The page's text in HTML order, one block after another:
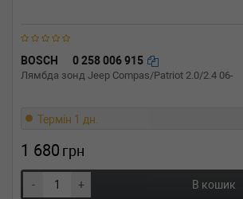
BOSCH 0 258 006 915
Лямбда зонд Jeep Compas/Patriot 2.0/2.4 06-
Термін 1 дн.
1 680 грн
- + В кошик